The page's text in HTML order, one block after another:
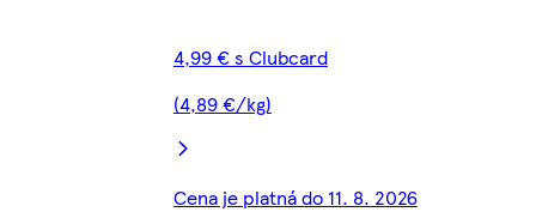
4,99 € s Clubcard
(4,89 €/kg)
Cena je platná do 11. 8. 2026